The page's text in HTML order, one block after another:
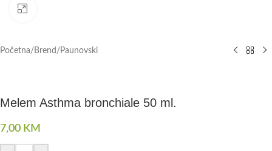
Početna/Brend /Paunovski
Melem Asthma bronchiale 50 ml.
7,00 KM